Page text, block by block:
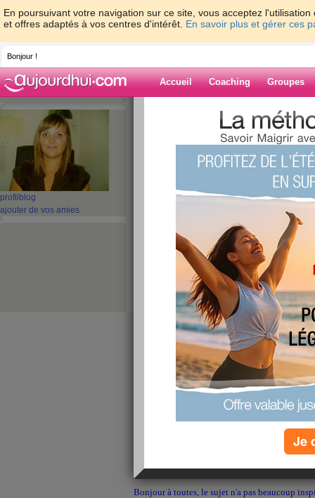
En poursuivant votre navigation sur ce site, vous acceptez
et offres adaptés à vos centres d'intérêt. En savoir plus et gérer ces
Bonjour !
Accueil Coaching Groupes
profil blog
ajouter de vos amies
> oriannetrezeguet
Blog de
21 - 25 »
‹ Préc. 11 12 13 14 15
Vos recettes de
publié le 18/11/2008 à 17:33
Bonjour à toutes, le sujet n'a pas beaucoup
Je